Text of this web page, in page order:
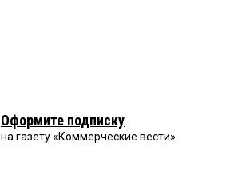
Оформите подписку
на газету «Коммерческие вести»